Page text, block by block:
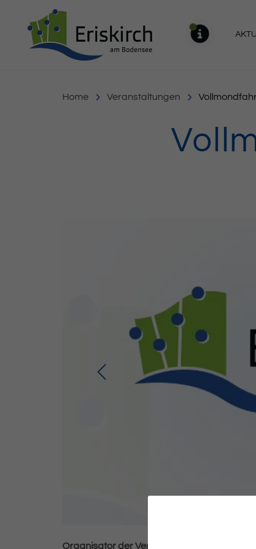
Home Veranstaltungen
Organisator der Veranstaltung